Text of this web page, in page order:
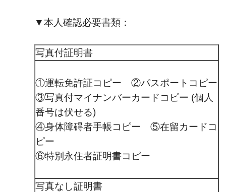
▼本人確認必要書類：
写真付証明書
①運転免許証コピー ②パスポートコピー
③写真付マイナンバーカードコピー (個人
番号は伏せる)
④身体障碍者手帳コピー ⑤在留カードコ
ピー
⑥特別永住者証明書コピー
写真なし証明書